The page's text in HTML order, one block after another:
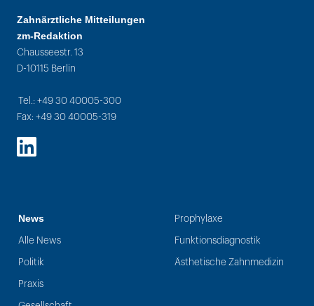
Zahnärztliche Mitteilungen
zm-Redaktion
Chausseestr. 13
D-10115 Berlin
Tel.: +49 30 40005-300
Fax: +49 30 40005-319
LinkedIn
News
Alle News
Politik
Praxis
Prophylaxe
Funktionsdiagnostik
Ästhetische Zahnmedizin